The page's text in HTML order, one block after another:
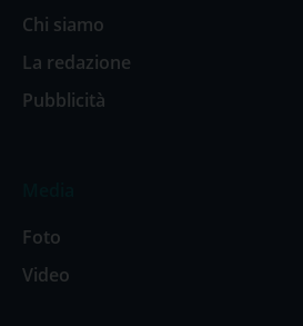
Chi siamo
La redazione
Pubblicità
Foto
Video